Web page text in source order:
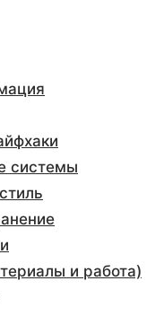
системы
и работа)